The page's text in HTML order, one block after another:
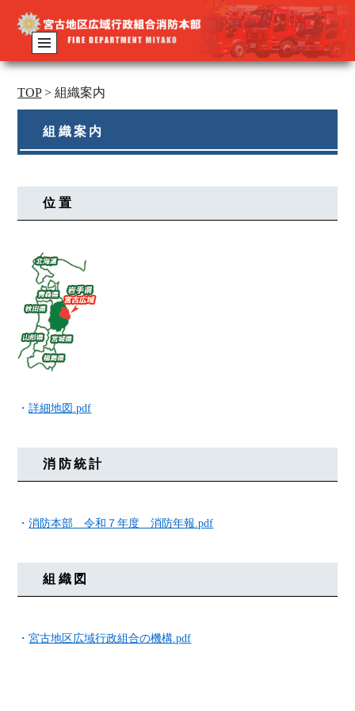
TOP>組織案内
組織案内
位置
詳細地図.pdf
消防統計
消防本部 令和７年度 消防年報.pdf
組織図
宮古地区広域行政組合の機構.pdf